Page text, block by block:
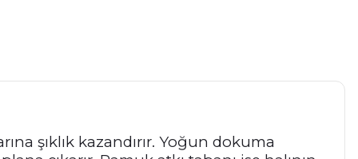
şıklık kazandırır. Yoğun dokuma